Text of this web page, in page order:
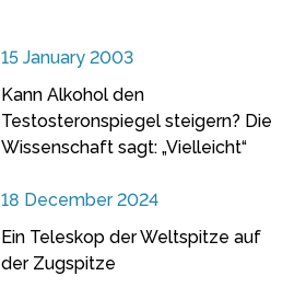
15 January 2003
Kann Alkohol den
Testosteronspiegel steigern? Die
Wissenschaft sagt: „Vielleicht“
18 December 2024
Ein Teleskop der Weltspitze auf
der Zugspitze